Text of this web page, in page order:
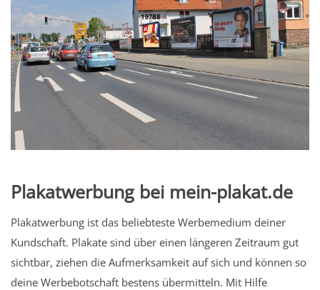
Plakatwerbung bei mein-plakat.de
Plakatwerbung ist das beliebteste Werbemedium deiner
Kundschaft. Plakate sind über einen längeren Zeitraum gut
sichtbar, ziehen die Aufmerksamkeit auf sich und können so
deine Werbebotschaft bestens übermitteln. Mit Hilfe